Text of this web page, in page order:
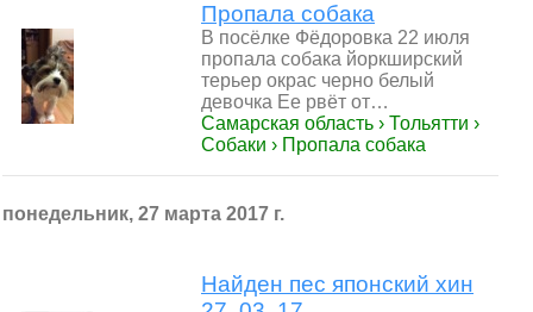
Пропала собака
В посёлке Фёдоровка 22 июля
пропала собака йоркширский
терьер окрас черно белый
девочка Ее рвёт от…
Самарская область › Тольятти ›
Собаки › Пропала собака
понедельник, 27 марта 2017 г.
Найден пес японский хин